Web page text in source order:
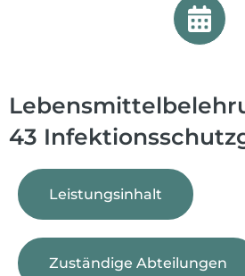
43
Leistungsinhalt
Zuständige Abteilungen